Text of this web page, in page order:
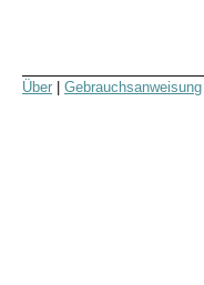
Über Gebrauchsanweisung